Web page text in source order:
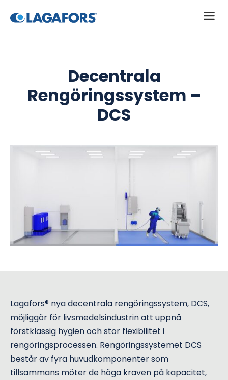
a
Decentrala
Rengöringssystem –
DCS
Lagafors® nya decentrala rengöringssystem, DCS,
möjliggör för livsmedelsindustrin att uppnå
förstklassig hygien och stor flexibilitet i
rengöringsprocessen. Rengöringssystemet DCS
består av fyra huvudkomponenter som
tillsammans möter de höga kraven på kapacitet,